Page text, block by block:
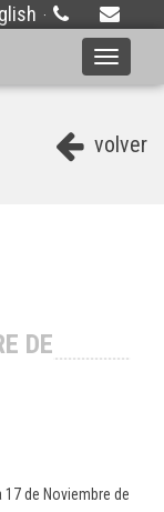
·
Toggle
volver
DE
de Noviembre de